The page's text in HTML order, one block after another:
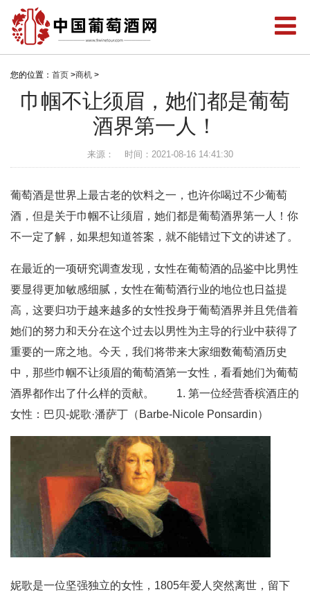
您的位置： 首页 >商机 >
巾帼不让须眉，她们都是葡萄
酒界第一人！
来源： 时间：2021-08-16 14:41:30
葡萄酒是世界上最古老的饮料之一，也许你喝过不少葡萄
酒，但是关于巾帼不让须眉，她们都是葡萄酒界第一人！你
不一定了解，如果想知道答案，就不能错过下文的讲述了。
在最近的一项研究调查发现，女性在葡萄酒的品鉴中比男性
要显得更加敏感细腻，女性在葡萄酒行业的地位也日益提
高，这要归功于越来越多的女性投身于葡萄酒界并且凭借着
她们的努力和天分在这个过去以男性为主导的行业中获得了
重要的一席之地。今天，我们将带来大家细数葡萄酒历史
中，那些巾帼不让须眉的葡萄酒第一女性，看看她们为葡萄
酒界都作出了什么样的贡献。 1. 第一位经营香槟酒庄的
女性：巴贝-妮歌·潘萨丁（Barbe-Nicole Ponsardin）
妮歌是一位坚强独立的女性，1805年爱人突然离世，留下